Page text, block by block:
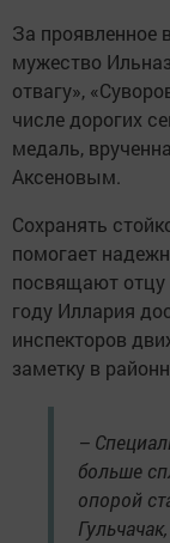
За проявленное
мужество
отвагу»,
числе дорогих
медаль,
Аксеновым.
Сохранять
помогает
посвящают отцу
году Иллария
инспекторов
заметку в
–
больше
опорой